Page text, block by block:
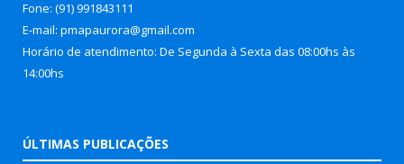
Fone: (91) 991843111
E-mail: pmapaurora@gmail.com
Horário de atendimento: De Segunda à Sexta das 08:00hs às
14:00hs
ÚLTIMAS PUBLICAÇÕES